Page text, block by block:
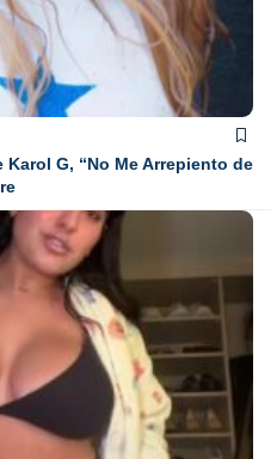
G, “No Me Arrepiento de